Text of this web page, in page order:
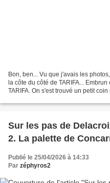
Bon, ben... Vu que j'avais les
la côte du côté de TARIFA...
TARIFA. On s'est trouvé un petit
Sur les pas de
2. La palette de
Publié le 25/04/2026 à 14:33
Par zéphyros2